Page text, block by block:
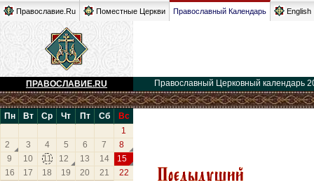
Православие.Ru Поместные Церкви Православный Календарь English
ПРАВОСЛАВИЕ.RU Православный Церковный календарь
Пн Вт Ср Чт Пт Сб
Вс
1
2
3 4 5 6 7
8
9
10 11 12 13 14
15
16
17 18 19 20 21
22